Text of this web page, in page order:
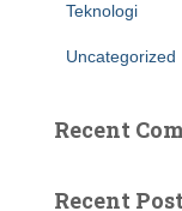
Teknologi
Uncategorized
Recent
Recent